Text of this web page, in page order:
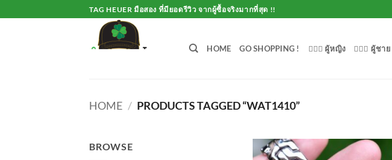
to
TAG HEUER มือสอง ที่มียอดรีวิว จากผู้ซื้อจริงมากที่สุด !!
HOME GO SHOPPING ! 💁🏻‍♀️ ผู้หญิง 🙋🏻‍♂️ ผู้ชาย
HOME / PRODUCTS TAGGED “WAT1410”
BROWSE